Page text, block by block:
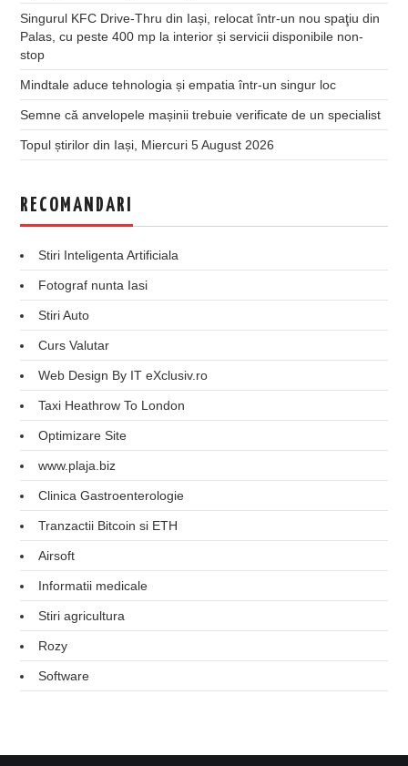
Singurul KFC Drive-Thru din Iași, relocat într-un nou spaţiu din
Palas, cu peste 400 mp la interior și servicii disponibile non-
stop
Mindtale aduce tehnologia și empatia într-un singur loc
Semne că anvelopele mașinii trebuie verificate de un specialist
Topul știrilor din Iași, Miercuri 5 August 2026
RECOMANDARI
Stiri Inteligenta Artificiala
Fotograf nunta Iasi
Stiri Auto
Curs Valutar
Web Design By IT eXclusiv.ro
Taxi Heathrow To London
Optimizare Site
www.plaja.biz
Clinica Gastroenterologie
Tranzactii Bitcoin si ETH
Airsoft
Informatii medicale
Stiri agricultura
Rozy
Software